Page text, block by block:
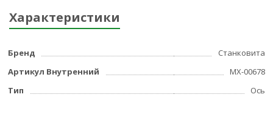
Характеристики
Бренд
Станковита
Артикул Внутренний
МХ-00678
Тип
Ось